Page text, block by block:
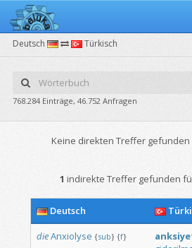
Deutsch Türkisch
768.284 Einträge, 46.752 Anfragen
Keine direkten Treffer gefunden
1 indirekte Treffer gefunden
Deutsch
dieAnxiolyse {sub} {f}